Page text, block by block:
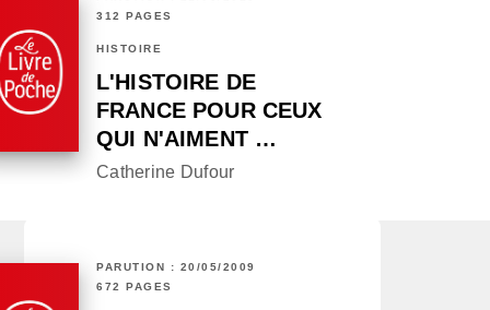
312 PAGES
HISTOIRE
L'HISTOIRE DE
FRANCE POUR CEUX
QUI N'AIMENT …
Catherine Dufour
PARUTION : 20/05/2009
672 PAGES